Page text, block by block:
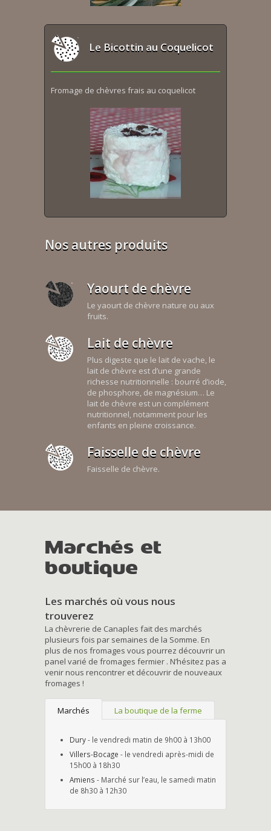
Le Bicottin au Coquelicot
Fromage de chèvres frais au coquelicot
Nos autres produits
Yaourt de chèvre
Le yaourt de chèvre nature ou aux
fruits.
Lait de chèvre
Plus digeste que le lait de vache, le
lait de chèvre est d’une grande
richesse nutritionnelle : bourré d’iode,
de phosphore, de magnésium… Le
lait de chèvre est un complément
nutritionnel, notamment pour les
enfants en pleine croissance.
Faisselle de chèvre
Faisselle de chèvre.
Marchés et
boutique
Les marchés où vous nous
trouverez
La chèvrerie de Canaples fait des marchés
plusieurs fois par semaines de la Somme. En
plus de nos fromages vous pourrez découvrir un
panel varié de fromages fermier . N’hésitez pas a
venir nous rencontrer et découvrir de nouveaux
fromages !
Marchés La boutique de la ferme
Dury- le vendredi matin de 9h00 à 13h00
Villers-Bocage - le vendredi après-midi de
15h00 à 18h30
Amiens - Marché sur l’eau, le samedi matin
de 8h30 à 12h30